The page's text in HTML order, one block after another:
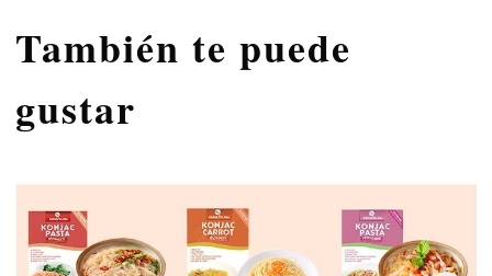
También te puede
gustar